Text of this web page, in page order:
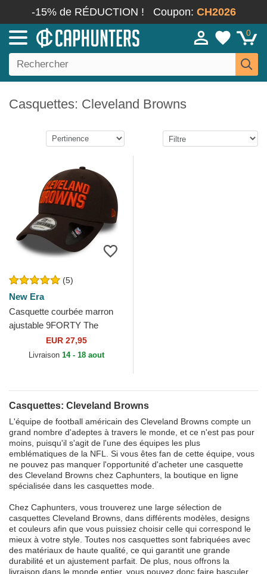
-15% de RÉDUCTION ! Coupon: CH2026
0
Casquettes: Cleveland Browns
(5)
New Era
Casquette courbée marron
ajustable 9FORTY The
League Cleveland Browns
NFL New Era
EUR 27,95
Livraison 14 - 18 aout
Casquettes: Cleveland Browns
L'équipe de football américain des Cleveland Browns compte un
grand nombre d'adeptes à travers le monde, et ce n'est pas pour
moins, puisqu'il s'agit de l'une des équipes les plus
emblématiques de la NFL. Si vous êtes fan de cette équipe, vous
ne pouvez pas manquer l'opportunité d'acheter une casquette
des Cleveland Browns chez Caphunters, la boutique en ligne
spécialisée dans les casquettes mode.
Chez Caphunters, vous trouverez une large sélection de
casquettes Cleveland Browns, dans différents modèles, designs
et couleurs afin que vous puissiez choisir celle qui correspond le
mieux à votre style. Toutes nos casquettes sont fabriquées avec
des matériaux de haute qualité, ce qui garantit une grande
durabilité et un ajustement parfait. De plus, nous offrons la
livraison dans le monde entier, vous pouvez donc faire basculer